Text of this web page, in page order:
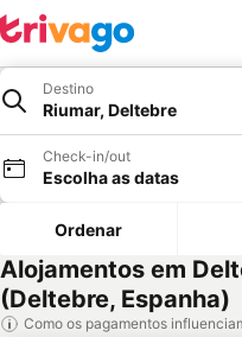
Destino
Riumar, Deltebre
Check-in/out
Escolha as datas
Ordenar
Alojamentos em
(Deltebre, Espanha)
Como os pagamentos